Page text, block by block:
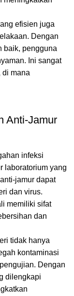
efisien juga
Dengan
baik, pengguna
Ini sangat
di mana
Anti-Jamur
infeksi
laboratorium yang
jamur dapat
dan virus.
memiliki sifat
dan
tidak hanya
kontaminasi
Dengan
dilengkapi